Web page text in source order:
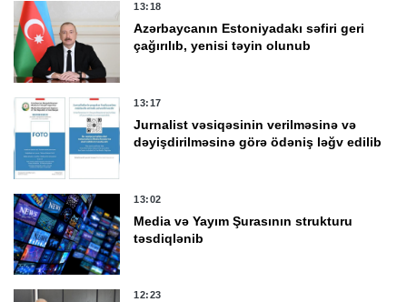
13:18
Azərbaycanın Estoniyadakı səfiri geri
çağırılıb, yenisi təyin olunub
13:17
Jurnalist vəsiqəsinin verilməsinə və
dəyişdirilməsinə görə ödəniş ləğv edilib
13:02
Media və Yayım Şurasının strukturu
təsdiqlənib
12:23